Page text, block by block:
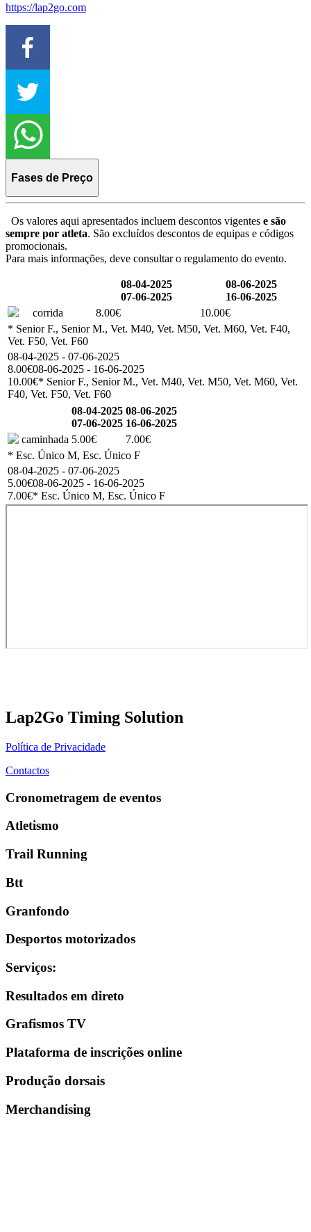
https://lap2go.com
Fases de Preço
Os valores aqui apresentados incluem descontos vigentes e são
sempre por atleta. São excluídos descontos de equipas e códigos
promocionais.
Para mais informações, deve consultar o regulamento do evento.
08-04-2025
07-06-2025
08-06-2025
16-06-2025
corrida
8.00€
10.00€
* Senior F., Senior M., Vet. M40, Vet. M50, Vet. M60, Vet. F40,
Vet. F50, Vet. F60
08-04-2025 - 07-06-2025
8.00€08-06-2025 - 16-06-2025
10.00€* Senior F., Senior M., Vet. M40, Vet. M50, Vet. M60, Vet.
F40, Vet. F50, Vet. F60
08-04-2025
07-06-2025
08-06-2025
16-06-2025
caminhada 5.00€
7.00€
* Esc. Único M, Esc. Único F
08-04-2025 - 07-06-2025
5.00€08-06-2025 - 16-06-2025
7.00€* Esc. Único M, Esc. Único F
Lap2Go Timing Solution
Política de Privacidade
Contactos
Cronometragem de eventos
Atletismo
Trail Running
Btt
Granfondo
Desportos motorizados
Serviços:
Resultados em direto
Grafismos TV
Plataforma de inscrições online
Produção dorsais
Merchandising